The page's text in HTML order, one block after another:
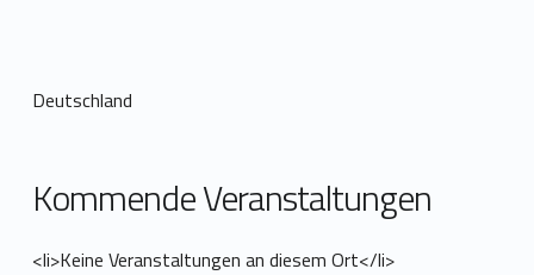
Deutschland
Kommende Veranstaltungen
<li>Keine Veranstaltungen an diesem Ort</li>